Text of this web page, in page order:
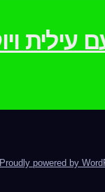
עילית
Proudly powered by